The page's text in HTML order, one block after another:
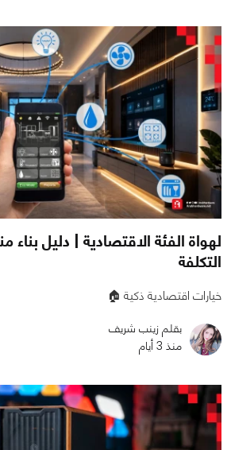
522
0
808
0
لهواة الفئة الاقتصادية | دليل
التكلفة
خيارات اقتصادية ذكية 🏠
بقلم زينب شريف
منذ 3 أيام